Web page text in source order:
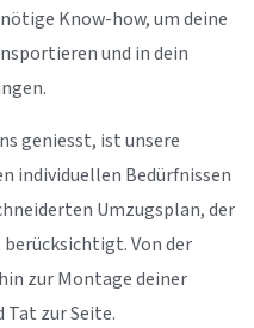
Know-how, um deine
und in dein
geniesst, ist unsere
individuellen Bedürfnissen
Umzugsplan, der
Von der
zur Montage deiner
zur Seite.